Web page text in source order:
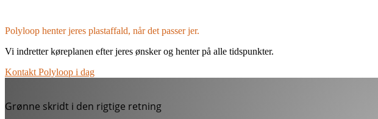
Polyloop henter jeres plastaffald, når det passer jer.
Vi indretter køreplanen efter jeres ønsker og henter på alle tidspunkter.
Kontakt Polyloop i dag
Grønne skridt i den rigtige retning